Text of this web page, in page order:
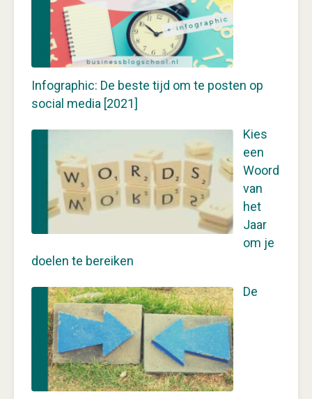
Infographic: De beste tijd om te posten op
social media [2021]
Kies
een
Woord
van
het
Jaar
om je
doelen te bereiken
De